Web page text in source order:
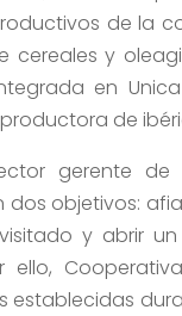
de la
cereales y
en
de
gerente de
dos objetivos:
y abrir
ello,
establecidas